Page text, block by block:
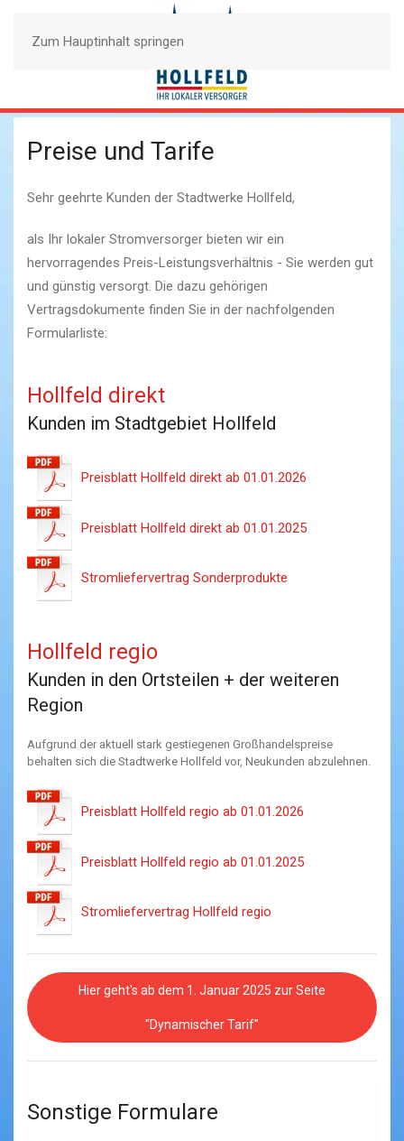
Zum Hauptinhalt springen
Preise und Tarife
Sehr geehrte Kunden der Stadtwerke Hollfeld,
als Ihr lokaler Stromversorger bieten wir ein
hervorragendes Preis-Leistungsverhältnis - Sie werden gut
und günstig versorgt. Die dazu gehörigen
Vertragsdokumente finden Sie in der nachfolgenden
Formularliste:
Hollfeld direkt
Kunden im Stadtgebiet Hollfeld
Preisblatt Hollfeld direkt ab 01.01.2026
Preisblatt Hollfeld direkt ab 01.01.2025
Stromliefervertrag Sonderprodukte
Hollfeld regio
Kunden in den Ortsteilen + der weiteren
Region
Aufgrund der aktuell stark gestiegenen Großhandelspreise
behalten sich die Stadtwerke Hollfeld vor, Neukunden abzulehnen.
Preisblatt Hollfeld regio ab 01.01.2026
Preisblatt Hollfeld regio ab 01.01.2025
Stromliefervertrag Hollfeld regio
Hier geht's ab dem 1. Januar 2025 zur Seite
"Dynamischer Tarif"
Sonstige Formulare